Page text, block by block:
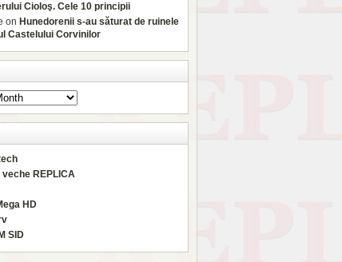
Cioloş. Cele 10 principii
on Hunedorenii s-au săturat de ruinele
Castelului Corvinilor
REPLICA
HD
SID